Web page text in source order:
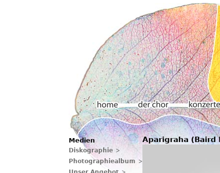
Aparigraha (Baird
Hauptmenü
Home Der chor Konzerte
Medien
Diskographie
Photographiealbum